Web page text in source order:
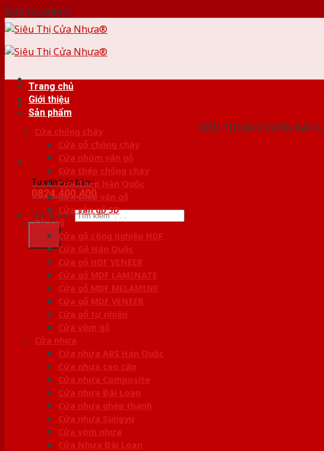
Skip to content
SIÊU THỊ BÁN BUÔN BÁN
Tư vấn bán hàng
0824.400.400
Tìm kiếm:
Trang chủ
Giới thiệu
Sản phẩm
Cửa chống cháy
Cửa gỗ chống cháy
Cửa nhôm vân gỗ
Cửa thép chống cháy
Cửa Thép Hàn Quốc
Cửa thép vân gỗ
Cửa vân gỗ 5D
Cửa gỗ
Cửa gỗ công nghiệp HDF
Cửa Gỗ Hàn Quốc
Cửa gỗ HDF VENEER
Cửa gỗ MDF LAMINATE
Cửa gỗ MDF MELAMINE
Cửa gỗ MDF VENEER
Cửa gỗ tự nhiên
Cửa vòm gỗ
Cửa nhựa
Cửa nhựa ABS Hàn Quốc
Cửa nhựa cao cấp
Cửa nhựa Composite
Cửa nhựa Đài Loan
Cửa nhựa ghép thanh
Cửa nhựa Sungyu
Cửa vòm nhựa
Cửa Nhựa Đài Loan